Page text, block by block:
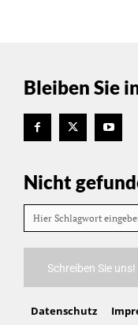
Bleiben Sie
Nicht
Hier Schlagwort
Schreiben Sie uns!
Datenschutz